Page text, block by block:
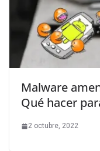
Malware
Qué hacer
2 octubre, 2022